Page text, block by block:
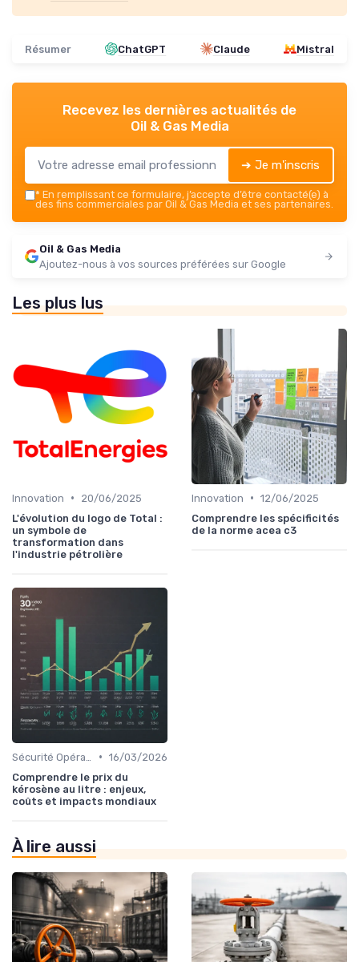
Résumer ChatGPT Claude Mistral
Recevez les dernières actualités de
Oil & Gas Media
➔ Je m'inscris
* En remplissant ce formulaire, j’accepte d’être contacté(e) à
des fins commerciales par Oil & Gas Media et ses partenaires.
Oil & Gas Media
Ajoutez-nous à vos sources préférées sur Google
Les plus lus
Innovation •
20/06/2025
L'évolution du logo de Total :
un symbole de
transformation dans
l'industrie pétrolière
Innovation • 12/06/2025
Comprendre les spécificités
de la norme acea c3
• 16/03/2026
Comprendre le prix du
kérosène au litre : enjeux,
coûts et impacts mondiaux
À lire aussi